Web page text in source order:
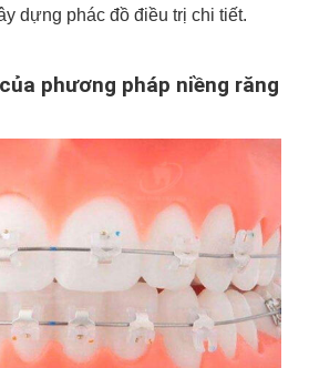
dựng phác đồ điều trị chi tiết.
phương pháp niềng răng